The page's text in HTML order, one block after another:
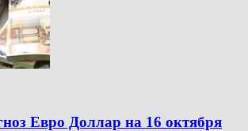
Евро Доллар на 16 октября